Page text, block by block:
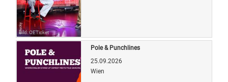
Bild: OETicket
Pole & Punchlines
25.09.2026
Wien